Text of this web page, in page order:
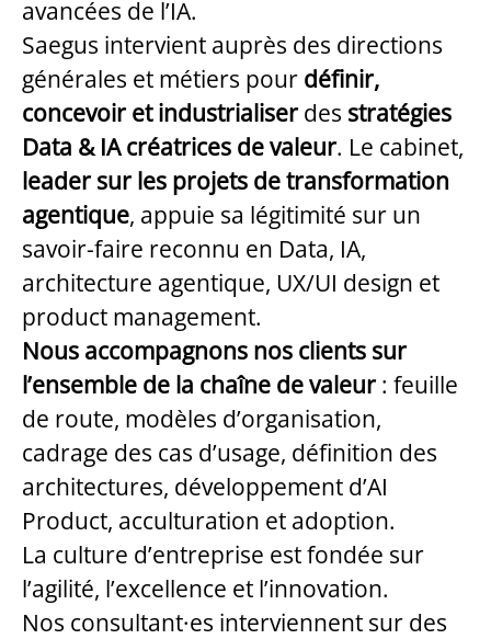
avancées de l’IA.
Saegus intervient auprès des directions
générales et métiers pour définir,
concevoir et industrialiserdes stratégies
Data & IA créatrices de valeur. Le cabinet,
leader sur les projets de transformation
agentique, appuie sa légitimité sur un
savoir-faire reconnu en Data, IA,
architecture agentique, UX/UI design et
product management.
Nous accompagnons nos clients sur
l’ensemble de la chaîne de valeur: feuille
de route, modèles d’organisation,
cadrage des cas d’usage, définition des
architectures, développement d’AI
Product, acculturation et adoption.
La culture d’entreprise est fondée sur
l’agilité, l’excellence et l’innovation.
Nos consultant·es interviennent sur des